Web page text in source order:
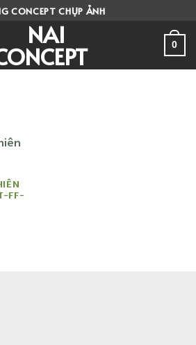
CONCEPT CHỤP ẢNH
0
FF-